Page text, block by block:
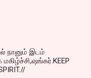
நானும் இடம்
மகிழ்ச்சி,ஷங்கர்.KEEP